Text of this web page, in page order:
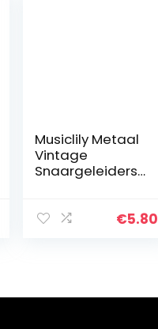
Musiclily Metaal
Vintage
Snaargeleiders
Tele Elektrische
€5.80